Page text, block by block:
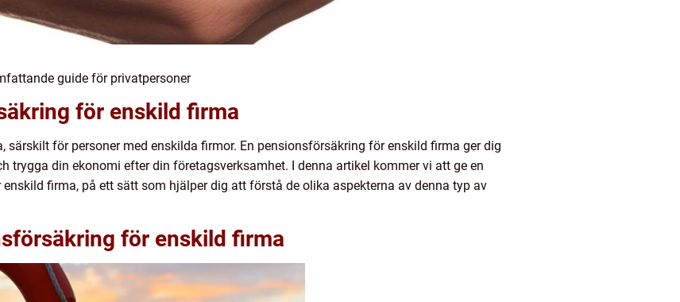
guide för privatpersoner
för enskild firma
för personer med enskilda firmor. En pensionsförsäkring för enskild firma ger dig
trygga din ekonomi efter din företagsverksamhet. I denna artikel kommer vi att ge en
firma, på ett sätt som hjälper dig att förstå de olika aspekterna av denna typ av
för enskild firma